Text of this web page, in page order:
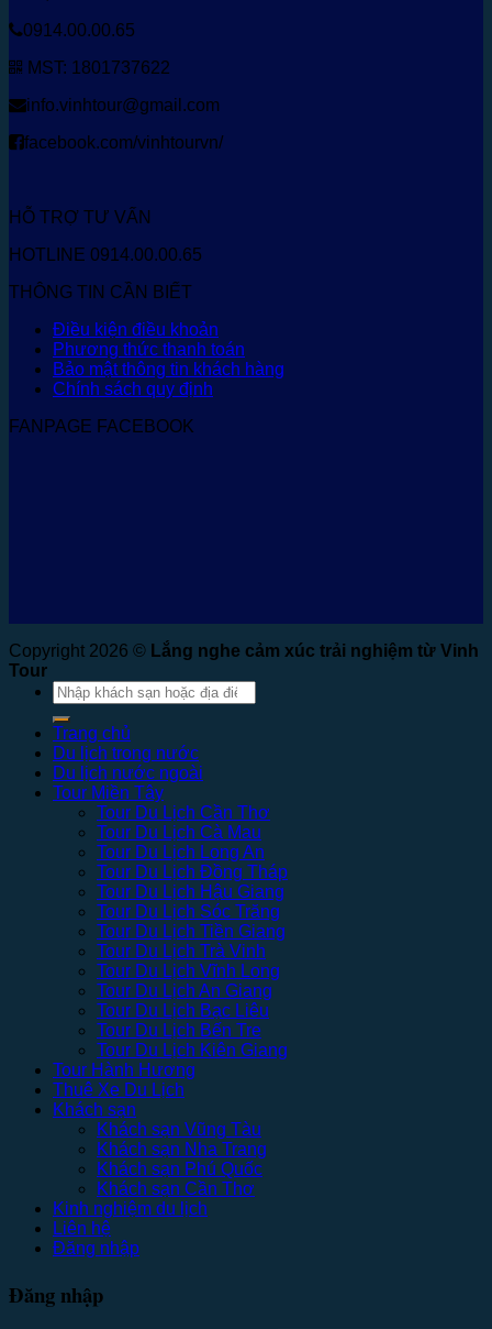
0914.00.00.65
MST: 1801737622
info.vinhtour@gmail.com
facebook.com/vinhtourvn/
HỖ TRỢ TƯ VẤN
HOTLINE 0914.00.00.65
THÔNG TIN CẦN BIẾT
Điều kiện điều khoản
Phương thức thanh toán
Bảo mật thông tin khách hàng
Chính sách quy định
FANPAGE FACEBOOK
Copyright 2026 © Lắng nghe cảm xúc trải nghiệm từ Vinh
Tour
Tìm
kiếm:
Trang chủ
Du lịch trong nước
Du lịch nước ngoài
Tour Miền Tây
Tour Du Lịch Cần Thơ
Tour Du Lịch Cà Mau
Tour Du Lịch Long An
Tour Du Lịch Đồng Tháp
Tour Du Lịch Hậu Giang
Tour Du Lịch Sóc Trăng
Tour Du Lịch Tiền Giang
Tour Du Lịch Trà Vinh
Tour Du Lịch Vĩnh Long
Tour Du Lịch An Giang
Tour Du Lịch Bạc Liêu
Tour Du Lịch Bến Tre
Tour Du Lịch Kiên Giang
Tour Hành Hương
Thuê Xe Du Lịch
Khách sạn
Khách sạn Vũng Tàu
Khách sạn Nha Trang
Khách sạn Phú Quốc
Khách sạn Cần Thơ
Kinh nghiệm du lịch
Liên hệ
Đăng nhập
Đăng nhập